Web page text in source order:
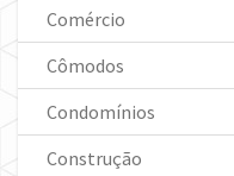
Comércio
Cômodos
Condomínios
Construção